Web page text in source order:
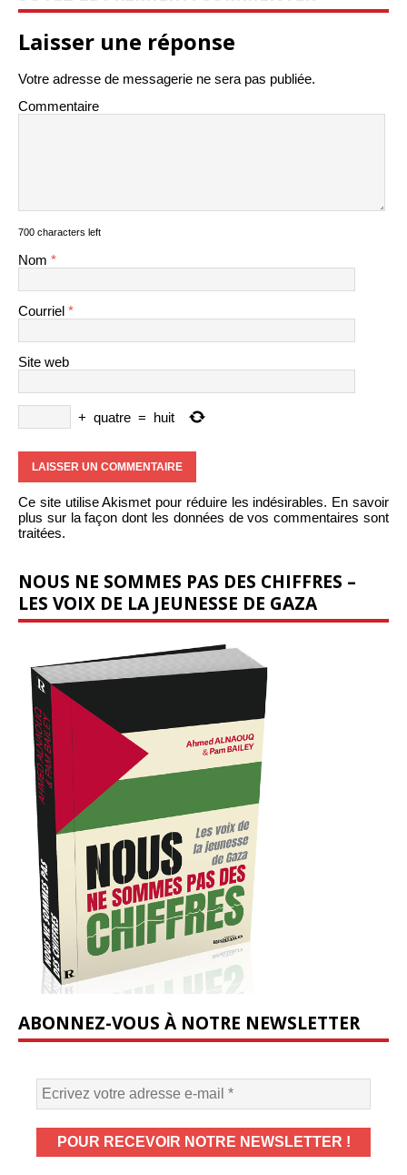
Laisser une réponse
Votre adresse de messagerie ne sera pas publiée.
Commentaire
700 characters left
Nom *
Courriel *
Site web
+ quatre = huit
Ce site utilise Akismet pour réduire les indésirables. En savoir
plus sur la façon dont les données de vos commentaires sont
traitées.
NOUS NE SOMMES PAS DES CHIFFRES –
LES VOIX DE LA JEUNESSE DE GAZA
ABONNEZ-VOUS À NOTRE NEWSLETTER